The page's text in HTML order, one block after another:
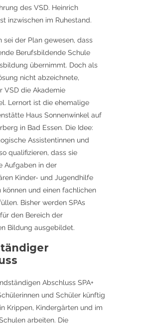
des VSD. Heinrich
inzwischen im Ruhestand.
sei der Plan gewesen, dass
Berufsbildende Schule
übernimmt. Doch als
nicht abzeichnete,
VSD die Akademie
Lernort ist die ehemalige
Haus Sonnenwinkel auf
in Bad Essen. Die Idee:
Assistentinnen und
qualifizieren, dass sie
Aufgaben in der
Kinder- und Jugendhilfe
können und einen fachlichen
Bisher werden SPAs
den Bereich der
Bildung ausgebildet.
Abschluss SPA+
und Schüler künftig
Krippen, Kindergärten und im
arbeiten. Die